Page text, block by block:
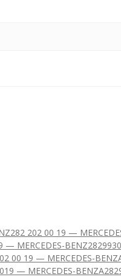
282 202 00 19 —
— MERCEDES-BENZ
00 19 — MERCEDES-BENZ
— MERCEDES-BENZ